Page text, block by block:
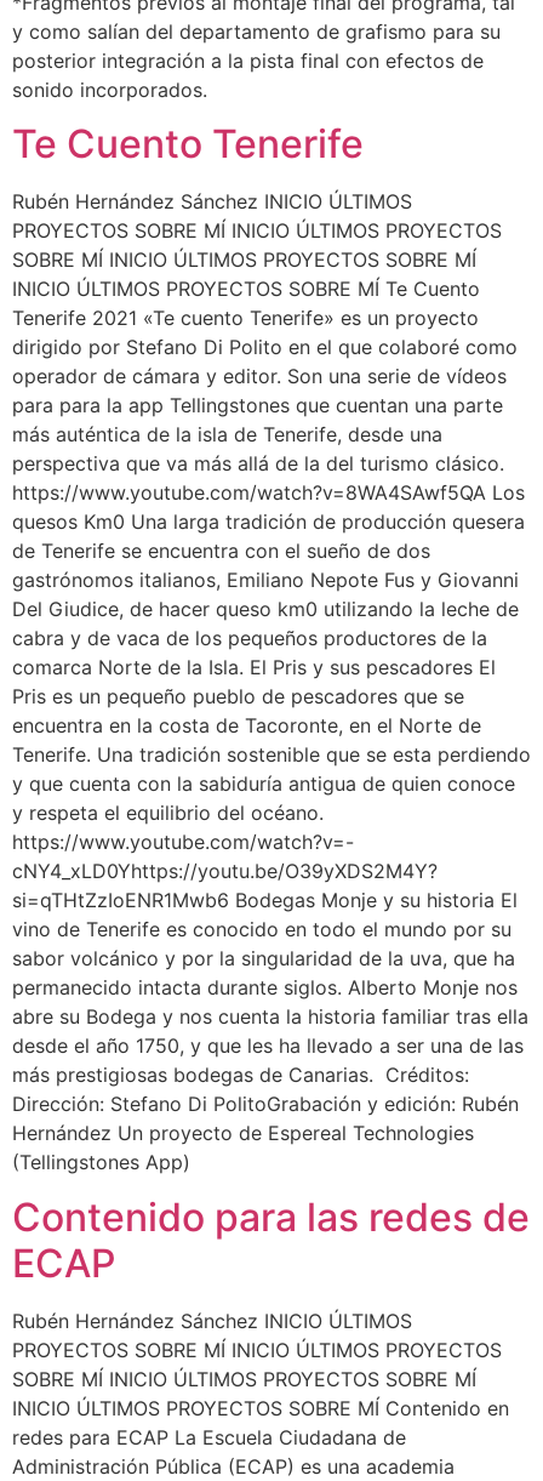
y como salían del departamento de grafismo para su
posterior integración a la pista final con efectos de
sonido incorporados.
Te Cuento Tenerife
Rubén Hernández Sánchez INICIO ÚLTIMOS
PROYECTOS SOBRE MÍ INICIO ÚLTIMOS PROYECTOS
SOBRE MÍ INICIO ÚLTIMOS PROYECTOS SOBRE MÍ
INICIO ÚLTIMOS PROYECTOS SOBRE MÍ Te Cuento
Tenerife 2021 «Te cuento Tenerife» es un proyecto
dirigido por Stefano Di Polito en el que colaboré como
operador de cámara y editor. Son una serie de vídeos
para para la app Tellingstones que cuentan una parte
más auténtica de la isla de Tenerife, desde una
perspectiva que va más allá de la del turismo clásico.
https://www.youtube.com/watch?v=8WA4SAwf5QA Los
quesos Km0 Una larga tradición de producción quesera
de Tenerife se encuentra con el sueño de dos
gastrónomos italianos, Emiliano Nepote Fus y Giovanni
Del Giudice, de hacer queso km0 utilizando la leche de
cabra y de vaca de los pequeños productores de la
comarca Norte de la Isla. El Pris y sus pescadores El
Pris es un pequeño pueblo de pescadores que se
encuentra en la costa de Tacoronte, en el Norte de
Tenerife. Una tradición sostenible que se esta perdiendo
y que cuenta con la sabiduría antigua de quien conoce
y respeta el equilibrio del océano.
https://www.youtube.com/watch?v=-
cNY4_xLD0Yhttps://youtu.be/O39yXDS2M4Y?
si=qTHtZzIoENR1Mwb6 Bodegas Monje y su historia El
vino de Tenerife es conocido en todo el mundo por su
sabor volcánico y por la singularidad de la uva, que ha
permanecido intacta durante siglos. Alberto Monje nos
abre su Bodega y nos cuenta la historia familiar tras ella
desde el año 1750, y que les ha llevado a ser una de las
más prestigiosas bodegas de Canarias. Créditos:
Dirección: Stefano Di PolitoGrabación y edición: Rubén
Hernández Un proyecto de Espereal Technologies
(Tellingstones App)
Contenido para las redes de
ECAP
Rubén Hernández Sánchez INICIO ÚLTIMOS
PROYECTOS SOBRE MÍ INICIO ÚLTIMOS PROYECTOS
SOBRE MÍ INICIO ÚLTIMOS PROYECTOS SOBRE MÍ
INICIO ÚLTIMOS PROYECTOS SOBRE MÍ Contenido en
redes para ECAP La Escuela Ciudadana de
Administración Pública (ECAP) es una academia